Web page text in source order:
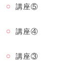
講座⑤
講座④
講座③